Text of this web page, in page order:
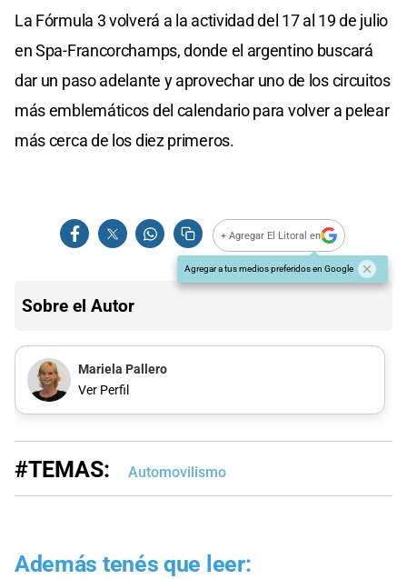
La Fórmula 3 volverá a la actividad del 17 al 19 de julio
en Spa-Francorchamps, donde el argentino buscará
dar un paso adelante y aprovechar uno de los circuitos
más emblemáticos del calendario para volver a pelear
más cerca de los diez primeros.
+ Agregar El Litoral en
Agregar a tus medios preferidos en Google
Sobre el Autor
Mariela Pallero
Ver Perfil
#TEMAS: Automovilismo
Además tenés que leer: